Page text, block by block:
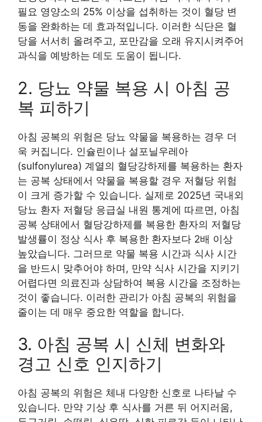
필요 영양소의 25% 이상을 섭취하는 것이 혈당 변
동을 완화하는 데 효과적입니다. 이러한 식단은 혈
당을 서서히 올려주고, 포만감을 오래 유지시켜주어
과식을 예방하는 데도 도움이 됩니다.
2. 당뇨 약물 복용 시 아침 공
복 피하기
아침 공복의 위험은 당뇨 약물을 복용하는 경우 더
욱 커집니다. 인슐린이나 설포닐우레아
(sulfonylurea) 계열의 혈당강하제를 복용하는 환자
는 공복 상태에서 약물을 복용할 경우 저혈당 위험
이 크게 증가할 수 있습니다. 실제로 2025년 국내외
당뇨 환자 저혈당 응급실 내원 통계에 따르면, 아침
공복 상태에서 혈당강하제를 복용한 환자의 저혈당
발생률이 정상 식사 후 복용한 환자보다 2배 이상
높았습니다. 그러므로 약물 복용 시간과 식사 시간
을 반드시 맞추어야 하며, 만약 식사 시간을 지키기
어렵다면 의료진과 상담하여 복용 시간을 조정하는
것이 좋습니다. 이러한 관리가 아침 공복의 위험을
줄이는 데 매우 중요한 역할을 합니다.
3. 아침 공복 시 신체 변화와
경고 신호 인지하기
아침 공복의 위험은 체내 다양한 신호로 나타날 수
있습니다. 만약 기상 후 식사를 거른 뒤 어지러움,